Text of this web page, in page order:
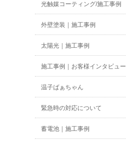
光触媒コーティング/施工事例
外壁塗装｜施工事例
太陽光｜施工事例
施工事例｜お客様インタビュー
温子ばぁちゃん
緊急時の対応について
蓄電池｜施工事例